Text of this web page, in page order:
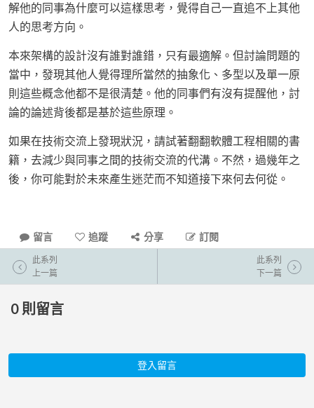
解他的同事為什麼可以這樣思考，覺得自己一直追不上其他
人的思考方向。
本來架構的設計沒有誰對誰錯，只有最適解。但討論問題的
當中，發現其他人覺得理所當然的抽象化、多型以及單一原
則這些概念他都不是很清楚。他的同事們有沒有提醒他，討
論的論述背後都是基於這些原理。
如果在技術交流上發現狀況，請試著翻翻軟體工程相關的書
籍，去減少與同事之間的技術交流的代溝。不然，過幾年之
後，你可能對於未來產生迷茫而不知道接下來何去何從。
留言 追蹤 分享 訂閱
此系列
上一篇
此系列
下一篇
0 則留言
登入留言